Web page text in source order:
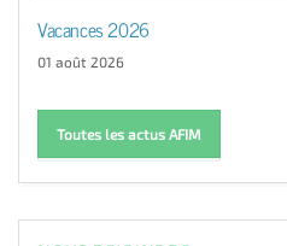
Vacances 2026
01 août 2026
Toutes les actus AFIM